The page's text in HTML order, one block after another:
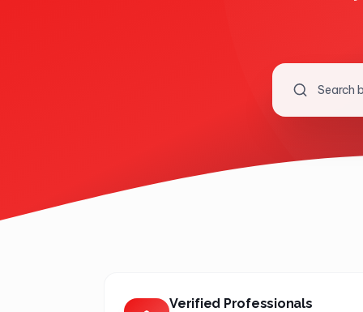
Verified Professionals